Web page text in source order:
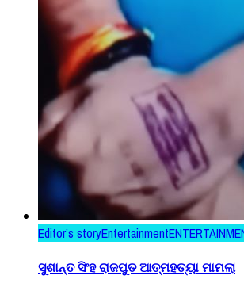
Editor’s storyEntertainment
ସୁଶାନ୍ତ ସିଂହ ରାଜପୁତ ଆତ୍ମହତ୍ୟା ମାମଲା